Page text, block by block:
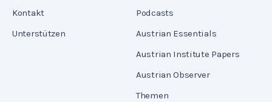
Kontakt
Unterstützen
Podcasts
Austrian Essentials
Austrian Institute Papers
Austrian Observer
Themen